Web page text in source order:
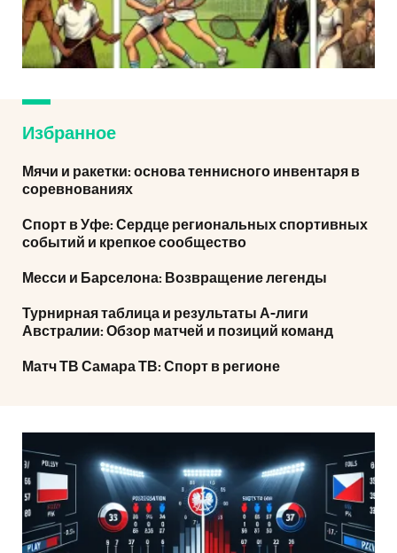
Избранное
Мячи и ракетки: основа теннисного инвентаря в
соревнованиях
Спорт в Уфе: Сердце региональных спортивных
событий и крепкое сообщество
Месси и Барселона: Возвращение легенды
Турнирная таблица и результаты А-лиги
Австралии: Обзор матчей и позиций команд
Матч ТВ Самара ТВ: Спорт в регионе